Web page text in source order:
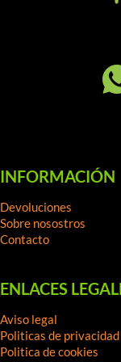
INFORMACIÓN
Devoluciones
Sobre nosostros
Contacto
ENLACES
Aviso legal
Politicas de privacidad
Politica de cookies